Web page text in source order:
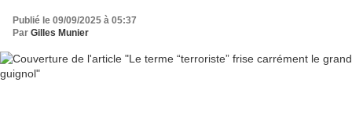
Publié le 09/09/2025 à 05:37
Par Gilles Munier